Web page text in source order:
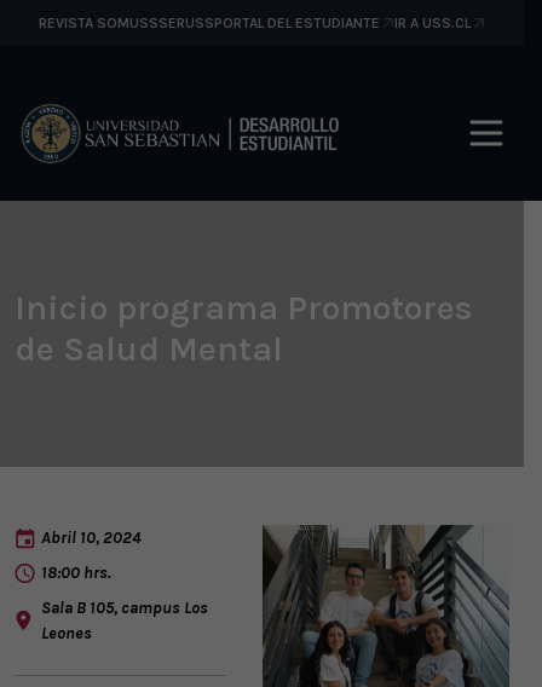
REVISTA SOMUSSSERUSSPORTAL DEL ESTUDIANTE IR A USS.CL
Inicio programa Promotores
de Salud Mental
Abril 10, 2024
18:00 hrs.
Sala B 105, campus Los
Leones